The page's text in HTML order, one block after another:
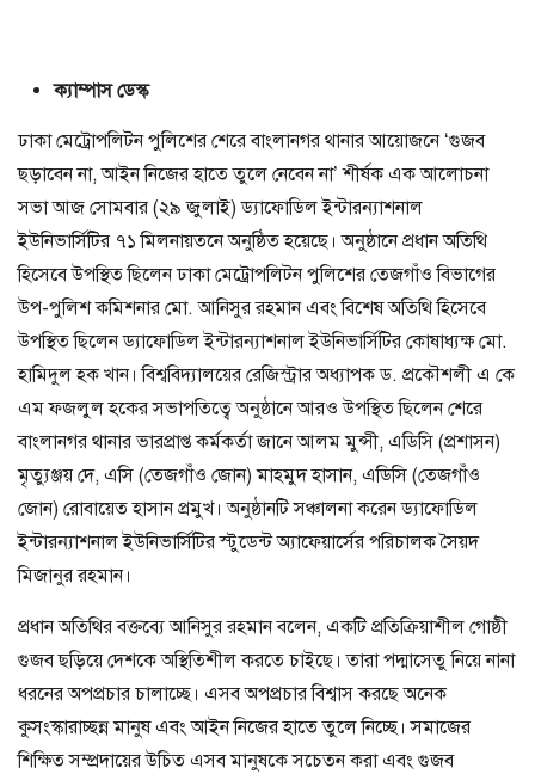
ক্যাম্পাস ডেস্ক
ঢাকা মেট্রোপলিটন পুলিশের শেরে বাংলানগর থানার আয়োজনে ‘গুজব
ছড়াবেন না, আইন নিজের হাতে তুলে নেবেন না’ শীর্ষক এক আলোচনা
সভা আজ সোমবার (২৯ জুলাই) ড্যাফোডিল ইন্টারন্যাশনাল
ইউনিভার্সিটির ৭১ মিলনায়তনে অনুষ্ঠিত হয়েছে। অনুষ্ঠানে প্রধান অতিথি
হিসেবে উপস্থিত ছিলেন ঢাকা মেট্রোপলিটন পুলিশের তেজগাঁও বিভাগের
উপ-পুলিশ কমিশনার মো. আনিসুর রহমান এবং বিশেষ অতিথি হিসেবে
উপস্থিত ছিলেন ড্যাফোডিল ইন্টারন্যাশনাল ইউনিভার্সিটির কোষাধ্যক্ষ মো.
হামিদুল হক খান। বিশ্ববিদ্যালয়ের রেজিস্ট্রার অধ্যাপক ড. প্রকৌশলী এ কে
এম ফজলুল হকের সভাপতিত্বে অনুষ্ঠানে আরও উপস্থিত ছিলেন শেরে
বাংলানগর থানার ভারপ্রাপ্ত কর্মকর্তা জানে আলম মুন্সী, এডিসি (প্রশাসন)
মৃত্যুঞ্জয় দে, এসি (তেজগাঁও জোন) মাহমুদ হাসান, এডিসি (তেজগাঁও
জোন) রোবায়েত হাসান প্রমুখ। অনুষ্ঠানটি সঞ্চালনা করেন ড্যাফোডিল
ইন্টারন্যাশনাল ইউনিভার্সিটির স্টুডেন্ট অ্যাফেয়ার্সের পরিচালক সৈয়দ
মিজানুর রহমান।
প্রধান অতিথির বক্তব্যে আনিসুর রহমান বলেন, একটি প্রতিক্রিয়াশীল গোষ্ঠী
গুজব ছড়িয়ে দেশকে অস্থিতিশীল করতে চাইছে। তারা পদ্মাসেতু নিয়ে নানা
ধরনের অপপ্রচার চালাচ্ছে। এসব অপপ্রচার বিশ্বাস করছে অনেক
কুসংস্কারাচ্ছন্ন মানুষ এবং আইন নিজের হাতে তুলে নিচ্ছে। সমাজের
শিক্ষিত সম্প্রদায়ের উচিত এসব মানুষকে সচেতন করা এবং গুজব